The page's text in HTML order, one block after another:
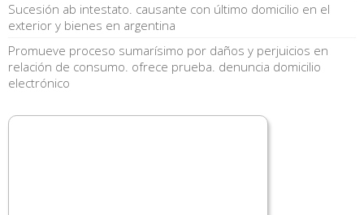
Sucesión ab intestato. causante con último domicilio en el
exterior y bienes en argentina
Promueve proceso sumarísimo por daños y perjuicios en
relación de consumo. ofrece prueba. denuncia domicilio
electrónico